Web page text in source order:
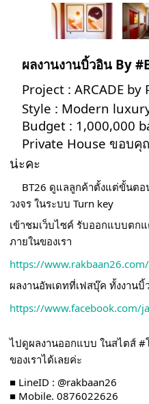
ผลงานงานบิ้วอิน By
Project : ARCADE by
Style : Modern
Budget : 1,000,000
Private House ขอบคุ
น่ะคะ
BT26 ดูแลลูกค้าตั้งแต่ขั้นต
วงจร ในระบบ Turn key
เข้าชมเว็บไซค์ รับออกแบบตก
ภายในของเรา
https://www.rakbaan26.com/
ผลงานอัพเดทที่เฟสบุ๊ค ทั้งงานบิ้
https://www.facebook.com/
ไปดูผลงานออกแบบ ในสไตส์
ของเราได้เลยค่ะ
■ LineID : @rakbaan26
■ Mobile. 0876022626